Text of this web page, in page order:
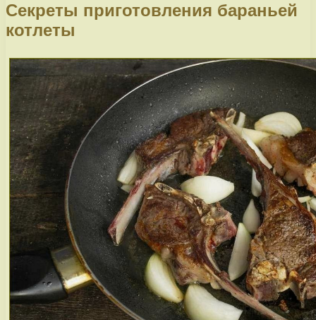
Секреты приготовления бараньей
котлеты